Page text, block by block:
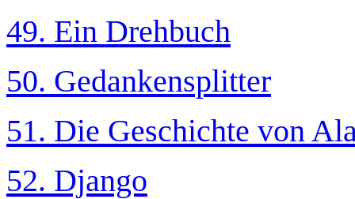
49. Ein Drehbuch
50. Gedankensplitter
51. Die Geschichte von
52. Django